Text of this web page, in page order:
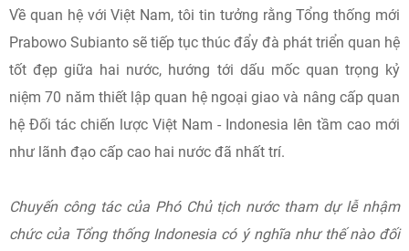
Về quan hệ với Việt Nam, tôi tin tưởng rằng Tổng thống mới
Prabowo Subianto sẽ tiếp tục thúc đẩy đà phát triển quan hệ
tốt đẹp giữa hai nước, hướng tới dấu mốc quan trọng kỷ
niệm 70 năm thiết lập quan hệ ngoại giao và nâng cấp quan
hệ Đối tác chiến lược Việt Nam - Indonesia lên tầm cao mới
như lãnh đạo cấp cao hai nước đã nhất trí.
Chuyến công tác của Phó Chủ tịch nước tham dự lễ nhậm
chức của Tổng thống Indonesia có ý nghĩa như thế nào đối